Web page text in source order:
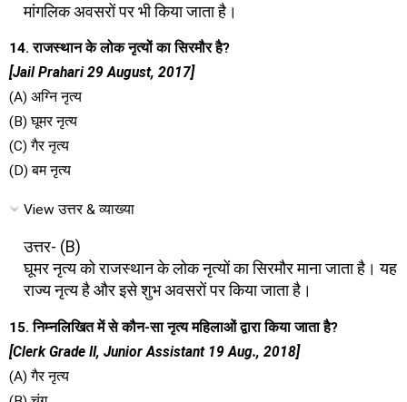
मांगलिक अवसरों पर भी किया जाता है।
14. राजस्थान के लोक नृत्यों का सिरमौर है?
[Jail Prahari 29 August, 2017]
(A) अग्नि नृत्य
(B) घूमर नृत्य
(C) गैर नृत्य
(D) बम नृत्य
View उत्तर & व्याख्या
उत्तर- (B)
घूमर नृत्य को राजस्थान के लोक नृत्यों का सिरमौर माना जाता है। यह
राज्य नृत्य है और इसे शुभ अवसरों पर किया जाता है।
15. निम्नलिखित में से कौन-सा नृत्य महिलाओं द्वारा किया जाता है?
[Clerk Grade II, Junior Assistant 19 Aug., 2018]
(A) गैर नृत्य